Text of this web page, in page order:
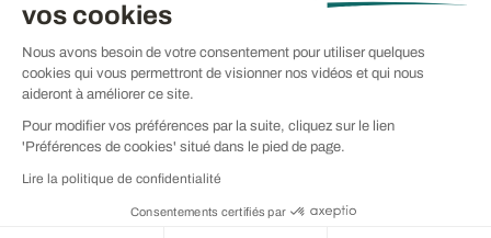
vos cookies
Nous avons besoin de votre consentement pour utiliser quelques
cookies qui vous permettront de visionner nos vidéos et qui nous
aideront à améliorer ce site.
Pour modifier vos préférences par la suite, cliquez sur le lien
'Préférences de cookies' situé dans le pied de page.
Lire la politique de confidentialité
Consentements certifiés par